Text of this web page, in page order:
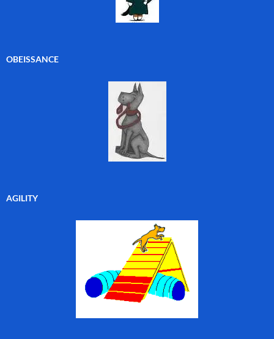
OBEISSANCE
AGILITY